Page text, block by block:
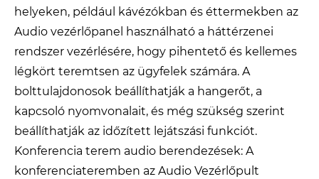
helyeken, például kávézókban és éttermekben az
Audio vezérlőpanel használható a háttérzenei
rendszer vezérlésére, hogy pihentető és kellemes
légkört teremtsen az ügyfelek számára. A
bolttulajdonosok beállíthatják a hangerőt, a
kapcsoló nyomvonalait, és még szükség szerint
beállíthatják az időzített lejátszási funkciót.
Konferencia terem audio berendezések: A
konferenciateremben az Audio Vezérlőpult